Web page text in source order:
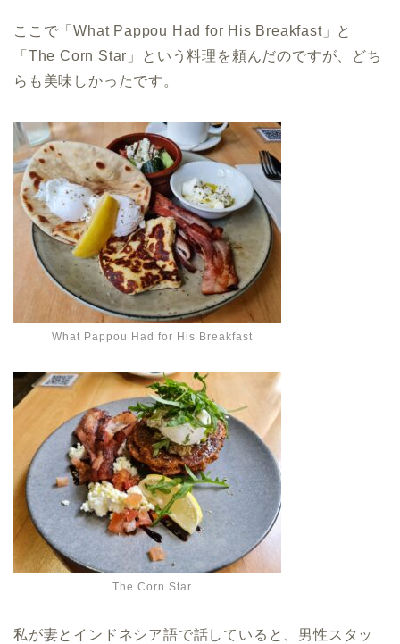
ここで「What Pappou Had for His Breakfast」と
「The Corn Star」という料理を頼んだのですが、どち
らも美味しかったです。
What Pappou Had for His Breakfast
The Corn Star
私が妻とインドネシア語で話していると、男性スタッ